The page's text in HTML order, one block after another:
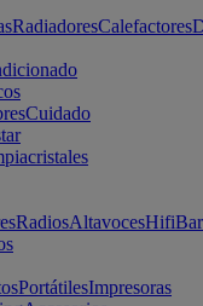
RadiadoresCalefactores
Cuidado
RadiosAltavocesHifi
PortátilesImpresoras